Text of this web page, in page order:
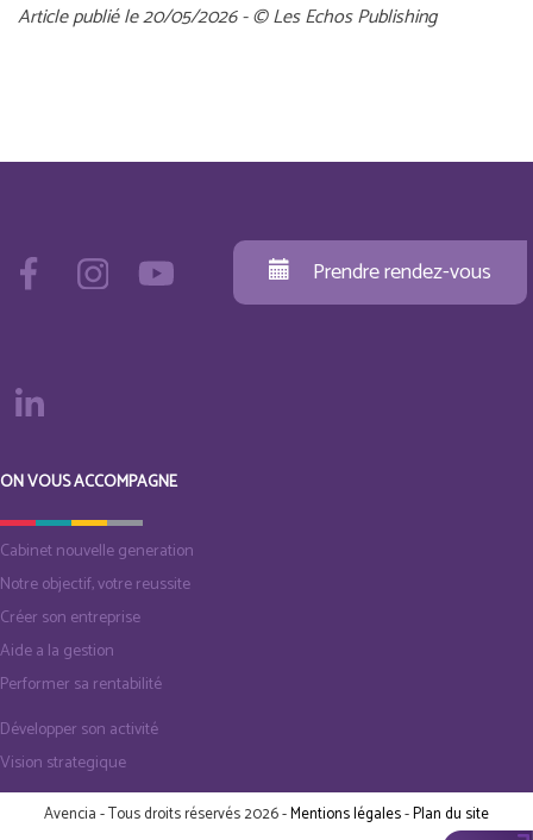
Article publié le 20/05/2026 - © Les Echos Publishing
Prendre rendez-vous
ON VOUS ACCOMPAGNE
Cabinet nouvelle generation
Notre objectif, votre reussite
Créer son entreprise
Aide a la gestion
Performer sa rentabilité
Développer son activité
Vision strategique
Avencia - Tous droits réservés 2026 -Mentions légales-Plan du site